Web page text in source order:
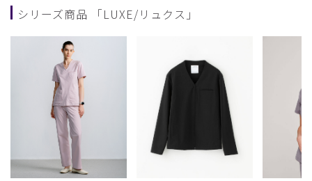
シリーズ商品 「LUXE/リュクス」